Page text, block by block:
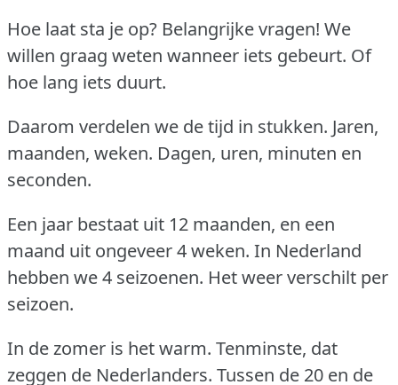
Hoe laat sta je op? Belangrijke vragen! We
willen graag weten wanneer iets gebeurt. Of
hoe lang iets duurt.
Daarom verdelen we de tijd in stukken. Jaren,
maanden, weken. Dagen, uren, minuten en
seconden.
Een jaar bestaat uit 12 maanden, en een
maand uit ongeveer 4 weken. In Nederland
hebben we 4 seizoenen. Het weer verschilt per
seizoen.
In de zomer is het warm. Tenminste, dat
zeggen de Nederlanders. Tussen de 20 en de